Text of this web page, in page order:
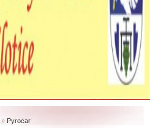
» Pyrocar